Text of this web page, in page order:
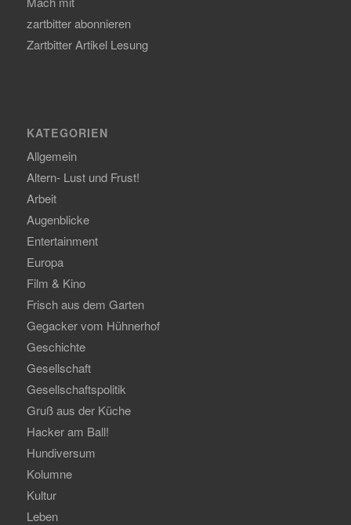
zartbitter abonnieren
Zartbitter Artikel Lesung
KATEGORIEN
Allgemein
Altern- Lust und Frust!
Arbeit
Augenblicke
Entertainment
Europa
Film & Kino
Frisch aus dem Garten
Gegacker vom Hühnerhof
Geschichte
Gesellschaft
Gesellschaftspolitik
Gruß aus der Küche
Hacker am Ball!
Hundiversum
Kolumne
Kultur
Leben